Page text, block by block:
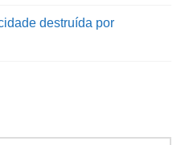
destruída por